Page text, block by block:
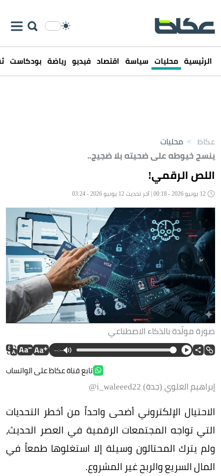
الرئيسية محليات سياسة اقتصاد فيديو رياضة بودكاست
عكاظ > محليات
ينسج خيوطه على ضحيته بلا ضجيج..
اللص الرقمي!
صورة مولّدة بالذكاء الاصطناعي
--:--
تابع قناة عكاظ على الواتساب
إبراهيم العلوي (جدة) i_waleeed22@
الاحتيال الإلكتروني أضحى واحداً من أخطر التحديات
التي تواجه المجتمعات الرقمية في العصر الحديث،
ولم يترك المحتالون وسيلة إلا استغلوها طمعاً في
المال السريع والربح غير المشروع.